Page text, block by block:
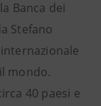
Banca dei
Stefano
mondo.
40 paesi e